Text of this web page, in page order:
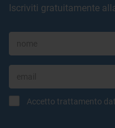
Iscriviti gratuitamente
Accetto trattamento